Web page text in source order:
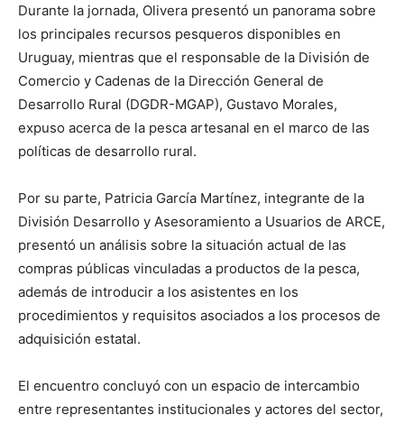
Durante la jornada, Olivera presentó un panorama sobre
los principales recursos pesqueros disponibles en
Uruguay, mientras que el responsable de la División de
Comercio y Cadenas de la Dirección General de
Desarrollo Rural (DGDR-MGAP), Gustavo Morales,
expuso acerca de la pesca artesanal en el marco de las
políticas de desarrollo rural.
Por su parte, Patricia García Martínez, integrante de la
División Desarrollo y Asesoramiento a Usuarios de ARCE,
presentó un análisis sobre la situación actual de las
compras públicas vinculadas a productos de la pesca,
además de introducir a los asistentes en los
procedimientos y requisitos asociados a los procesos de
adquisición estatal.
El encuentro concluyó con un espacio de intercambio
entre representantes institucionales y actores del sector,